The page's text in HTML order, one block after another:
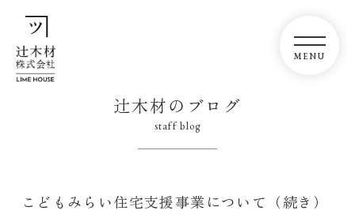
辻木材のブログ
staff blog
こどもみらい住宅支援事業について（続き）